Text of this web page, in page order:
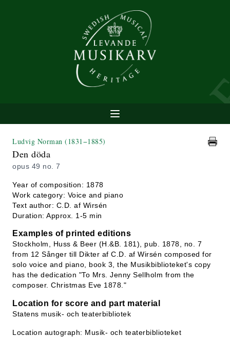
Ludvig Norman (1831−1885)
Den döda
opus 49 no. 7
Year of composition: 1878
Work category: Voice and piano
Text author: C.D. af Wirsén
Duration: Approx. 1-5 min
Examples of printed editions
Stockholm, Huss & Beer (H.&B. 181), pub. 1878, no. 7
from 12 Sånger till Dikter af C.D. af Wirsén composed for
solo voice and piano, book 3, the Musikbiblioteket's copy
has the dedication "To Mrs. Jenny Sellholm from the
composer. Christmas Eve 1878."
Location for score and part material
Statens musik- och teaterbibliotek
Location autograph: Musik- och teaterbiblioteket